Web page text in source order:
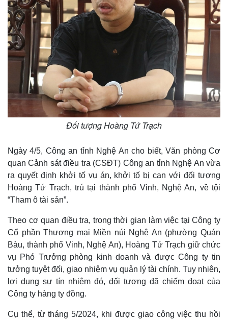
Đối tượng Hoàng Tứ Trạch
Ngày 4/5, Công an tỉnh Nghệ An cho biết, Văn phòng Cơ
quan Cảnh sát điều tra (CSĐT) Công an tỉnh Nghệ An vừa
ra quyết định khởi tố vụ án, khởi tố bị can với đối tượng
Hoàng Tứ Trạch, trú tại thành phố Vinh, Nghệ An, về tội
“Tham ô tài sản”.
Theo cơ quan điều tra, trong thời gian làm việc tại Công ty
Cổ phần Thương mại Miền núi Nghệ An (phường Quán
Bàu, thành phố Vinh, Nghệ An), Hoàng Tứ Trạch giữ chức
vụ Phó Trưởng phòng kinh doanh và được Công ty tin
tưởng tuyệt đối, giao nhiệm vụ quản lý tài chính. Tuy nhiên,
lợi dụng sự tín nhiệm đó, đối tượng đã chiếm đoạt của
Công ty hàng ty đồng.
Cụ thể, từ tháng 5/2024, khi được giao công việc thu hồi